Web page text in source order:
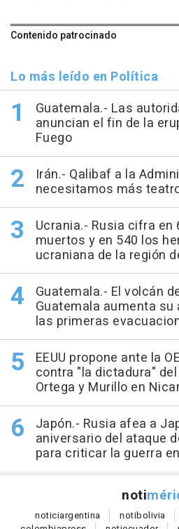
Contenido patrocinado
Lo más leído en Política
Guatemala.- Las
anuncian el fin de la
Fuego
Irán.- Qalibaf a la
necesitamos más
Ucrania.- Rusia cifra
muertos y en 540 los
ucraniana de la región
Guatemala.- El volcán
Guatemala aumenta
las primeras
EEUU propone ante la
contra "la dictadura"
Ortega y Murillo en
Japón.- Rusia afea a
aniversario del ataque
para criticar la guerra
noti
noticiargentina notibolivia